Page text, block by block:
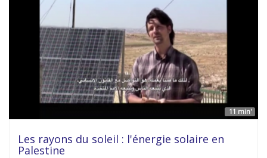
11 min'
Les rayons du soleil : l'énergie solaire en
Palestine